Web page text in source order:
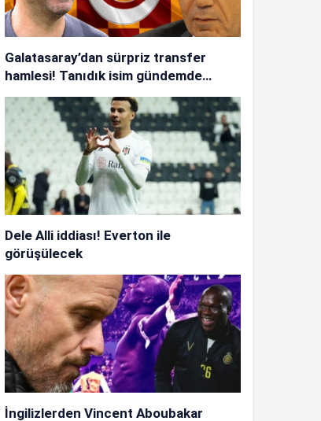
Galatasaray’dan sürpriz transfer
hamlesi! Tanıdık isim gündemde…
Dele Alli iddiası! Everton ile
görüşülecek
İngilizlerden Vincent Aboubakar